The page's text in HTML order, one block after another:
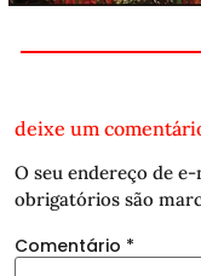
deixe um
O seu endereço de
obrigatórios são
Comentário *